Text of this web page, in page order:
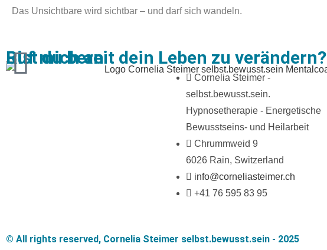
Das Unsichtbare wird sichtbar – und darf sich wandeln.
Bist du bereit dein Leben zu verändern?
Ruf mich an
Cornelia Steimer -
selbst.bewusst.sein.
Hypnosetherapie - Energetische
Bewusstseins- und Heilarbeit
Chrummweid 9
6026 Rain, Switzerland
info@corneliasteimer.ch
+41 76 595 83 95
© All rights reserved, Cornelia Steimer selbst.bewusst.sein - 2025